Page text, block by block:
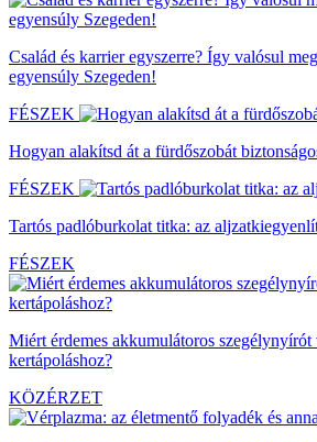
Család és karrier egyszerre? Így valósul
egyensúly Szegeden!
FÉSZEK
Hogyan alakítsd át a fürdőszobát
FÉSZEK
Tartós padlóburkolat titka: az
FÉSZEK
Miért érdemes akkumulátoros szegélynyírót
kertápoláshoz?
KÖZÉRZET